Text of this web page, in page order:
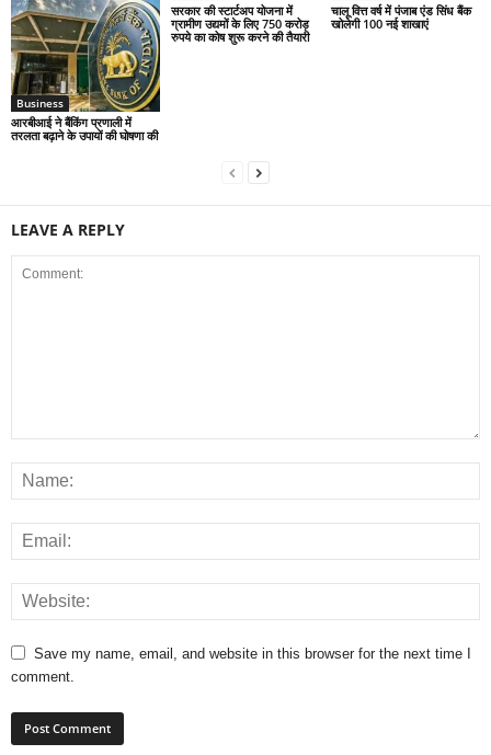
Business
आरबीआई ने बैंकिंग प्रणाली में
तरलता बढ़ाने के उपायों की घोषणा की
सरकार की स्टार्टअप योजना में
ग्रामीण उद्यमों के लिए 750 करोड़
रुपये का कोष शुरू करने की तैयारी
चालू वित्त वर्ष में पंजाब एंड सिंध बैंक
खोलेगी 100 नई शाखाएं
LEAVE A REPLY
Save my name, email, and website in this browser for the next time I
comment.